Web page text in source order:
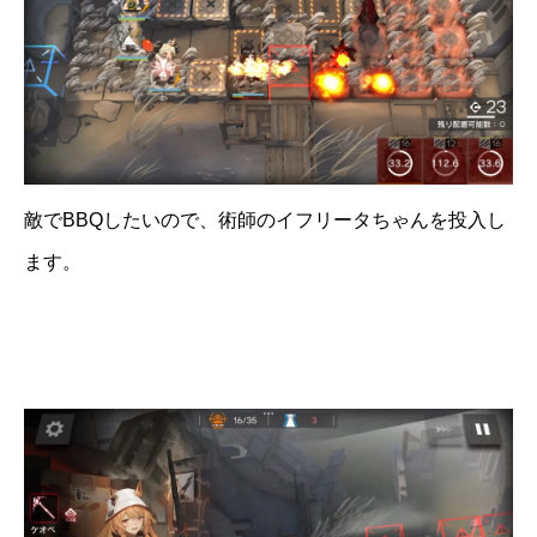
敵でBBQしたいので、術師のイフリータちゃんを投入し
ます。